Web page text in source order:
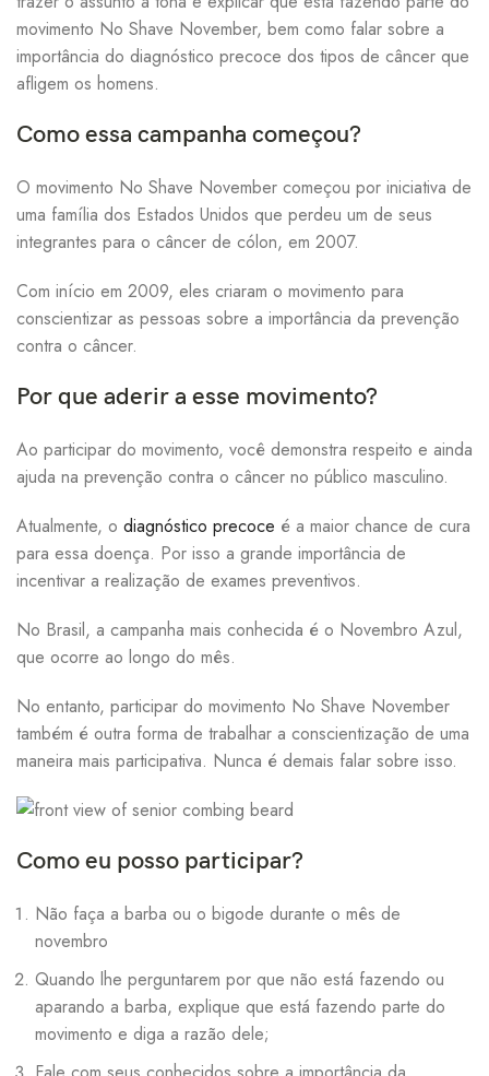
movimento No Shave November, bem como falar sobre a
importância do diagnóstico precoce dos tipos de câncer que
afligem os homens.
Como essa campanha começou?
O movimento No Shave November começou por iniciativa de
uma família dos Estados Unidos que perdeu um de seus
integrantes para o câncer de cólon, em 2007.
Com início em 2009, eles criaram o movimento para
conscientizar as pessoas sobre a importância da prevenção
contra o câncer.
Por que aderir a esse movimento?
Ao participar do movimento, você demonstra respeito e ainda
ajuda na prevenção contra o câncer no público masculino.
Atualmente, o diagnóstico precoce é a maior chance de cura
para essa doença. Por isso a grande importância de
incentivar a realização de exames preventivos.
No Brasil, a campanha mais conhecida é o Novembro Azul,
que ocorre ao longo do mês.
No entanto, participar do movimento No Shave November
também é outra forma de trabalhar a conscientização de uma
maneira mais participativa. Nunca é demais falar sobre isso.
Como eu posso participar?
Não faça a barba ou o bigode durante o mês de
novembro
Quando lhe perguntarem por que não está fazendo ou
aparando a barba, explique que está fazendo parte do
movimento e diga a razão dele;